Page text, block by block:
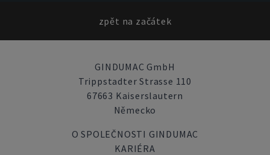
zpět na začátek
GINDUMAC GmbH
Trippstadter Strasse 110
67663 Kaiserslautern
Německo
O SPOLEČNOSTI GINDUMAC
KARIÉRA